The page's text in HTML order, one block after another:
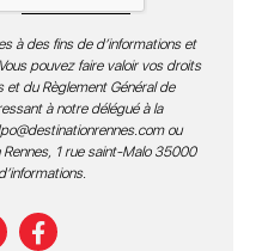
à des fins de d’informations et
pouvez faire valoir vos droits
et du Règlement Général de
à notre délégué à la
ou
1 rue saint-Malo 35000
.